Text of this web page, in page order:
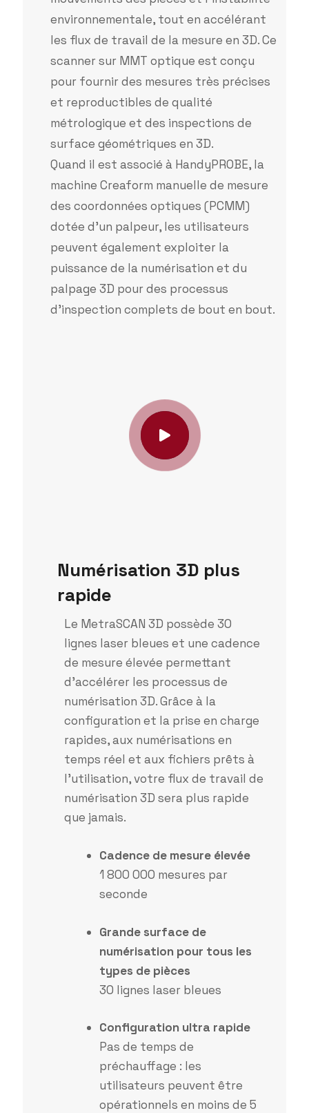
environnementale, tout en accélérant
les flux de travail de la mesure en 3D. Ce
scanner sur MMT optique est conçu
pour fournir des mesures très précises
et reproductibles de qualité
métrologique et des inspections de
surface géométriques en 3D.
Quand il est associé à HandyPROBE, la
machine Creaform manuelle de mesure
des coordonnées optiques (PCMM)
dotée d’un palpeur, les utilisateurs
peuvent également exploiter la
puissance de la numérisation et du
palpage 3D pour des processus
d’inspection complets de bout en bout.
Numérisation 3D plus
rapide
Le MetraSCAN 3D possède 30
lignes laser bleues et une cadence
de mesure élevée permettant
d’accélérer les processus de
numérisation 3D. Grâce à la
configuration et la prise en charge
rapides, aux numérisations en
temps réel et aux fichiers prêts à
l’utilisation, votre flux de travail de
numérisation 3D sera plus rapide
que jamais.
Cadence de mesure élevée
1 800 000 mesures par
seconde
Grande surface de
numérisation pour tous les
types de pièces
30 lignes laser bleues
Configuration ultra rapide
Pas de temps de
préchauffage : les
utilisateurs peuvent être
opérationnels en moins de 5